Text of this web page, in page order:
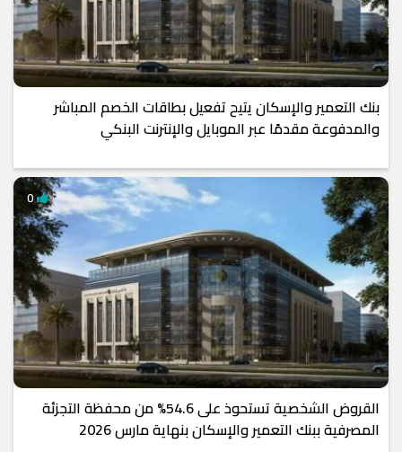
بنك التعمير والإسكان يتيح تفعيل بطاقات الخصم المباشر
والمدفوعة مقدمًا عبر الموبايل والإنترنت البنكي
القروض الشخصية تستحوذ على 54.6% من محفظة التجزئة
المصرفية ببنك التعمير والإسكان بنهاية مارس 2026
0